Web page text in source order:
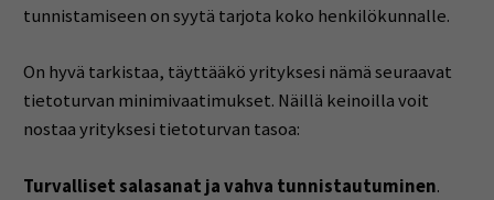
tunnistamiseen on syytä tarjota koko henkilökunnalle.
On hyvä tarkistaa, täyttääkö yrityksesi nämä seuraavat
tietoturvan minimivaatimukset. Näillä keinoilla voit
nostaa yrityksesi tietoturvan tasoa:
Turvalliset salasanat ja vahva tunnistautuminen.